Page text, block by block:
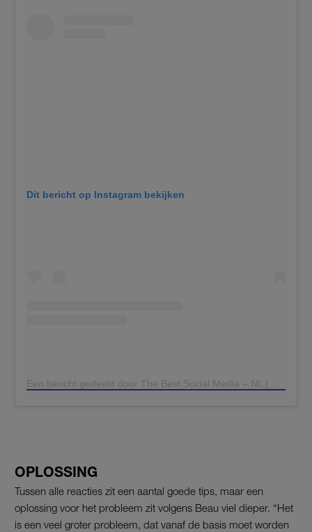
Dit bericht op Instagram bekijken
Een bericht gedeeld door The Best Social Media – NL (@thebestsocialmedianl)
OPLOSSING
Tussen alle reacties zit een aantal goede tips, maar een
oplossing voor het probleem zit volgens Beau viel dieper. “Het
is een veel groter probleem, dat vanaf de basis moet worden